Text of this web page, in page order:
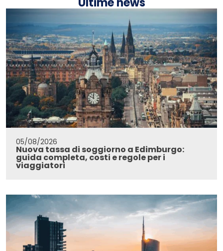
05/08/2026
Nuova tassa di soggiorno a Edimburgo:
guida completa, costi e regole per i
viaggiatori